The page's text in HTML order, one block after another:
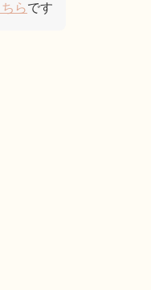
らです